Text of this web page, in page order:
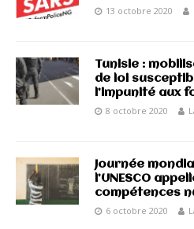
13 octobre 2020
Tunisie :
de loi
l’impunité aux
8 octobre 2020
Journée
l’UNESCO
compétences
6 octobre 2020